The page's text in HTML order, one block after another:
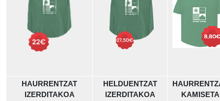
HAURRENTZAT
IZERDITAKOA
HELDUENTZAT
IZERDITAKOA
KAMISETA